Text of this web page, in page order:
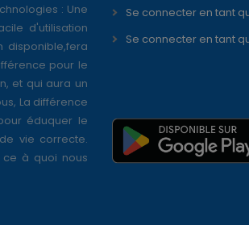
: Une
d'utilisation
disponible,fera
pour le
et qui aura un
La différence
éduquer le
vie correcte.
ce à quoi nous
Se connecter en tant
Se connecter en tant